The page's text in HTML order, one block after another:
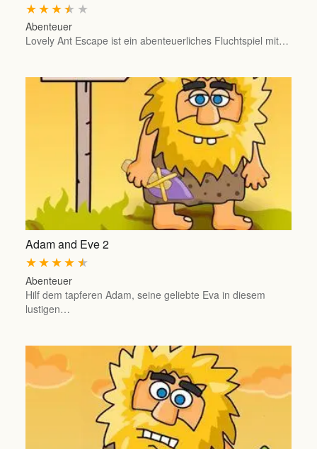
★
★
★
★
★
Abenteuer
Lovely Ant Escape ist ein abenteuerliches Fluchtspiel mit…
Adam and Eve 2
★
★
★
★
★
Abenteuer
Hilf dem tapferen Adam, seine geliebte Eva in diesem
lustigen…